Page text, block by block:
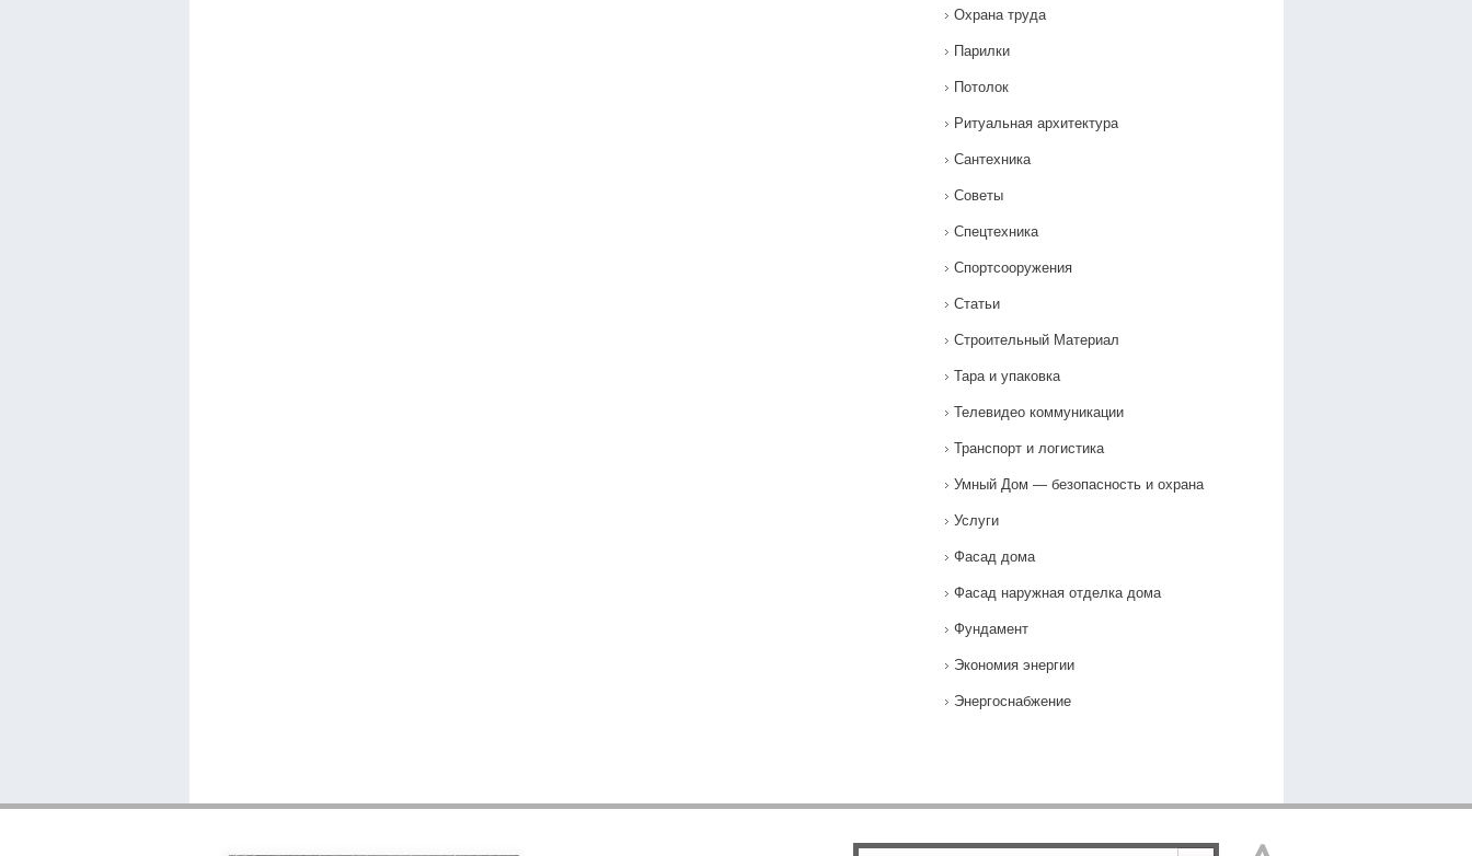
Охрана труда
Парилки
Потолок
Ритуальная архитектура
Сантехника
Советы
Спецтехника
Спортсооружения
Статьи
Строительный Материал
Тара и упаковка
Телевидео коммуникации
Транспорт и логистика
Умный Дом — безопасность и охрана
Услуги
Фасад дома
Фасад наружная отделка дома
Фундамент
Экономия энергии
Энергоснабжение